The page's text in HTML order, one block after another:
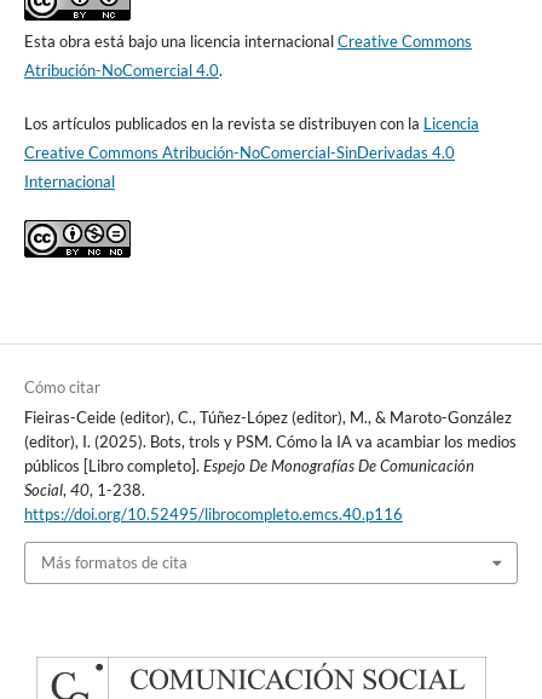
Esta obra está bajo una licencia internacionalCreative Commons
Atribución-NoComercial 4.0.
Los artículos publicados en la revista se distribuyen con la Licencia
Creative Commons Atribución-NoComercial-SinDerivadas 4.0
Internacional
Cómo citar
Fieiras-Ceide (editor), C., Túñez-López (editor), M., & Maroto-González
(editor), I. (2025). Bots, trols y PSM. Cómo la IA va acambiar los medios
públicos [Libro completo]. Espejo De Monografías De Comunicación
Social, 40, 1-238.
https://doi.org/10.52495/librocompleto.emcs.40.p116
Más formatos de cita